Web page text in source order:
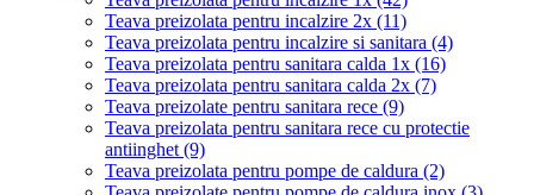
Teava preizolata pentru incalzire 2x (11)
Teava preizolata pentru incalzire si sanitara (4)
Teava preizolata pentru sanitara calda 1x (16)
Teava preizolata pentru sanitara calda 2x (7)
Teava preizolate pentru sanitara rece (9)
Teava preizolata pentru sanitara rece cu protectie
antiinghet (9)
Teava preizolata pentru pompe de caldura (2)